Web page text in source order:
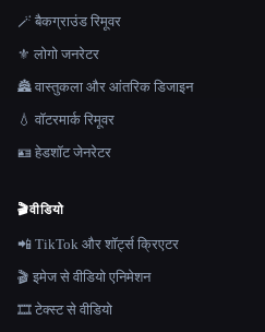
🪄 बैकग्राउंड रिमूवर
⚜️ लोगो जनरेटर
🏯 वास्तुकला और आंतरिक डिजाइन
💧 वॉटरमार्क रिमूवर
🪪 हेडशॉट जेनरेटर
🎬वीडियो
📲 TikTok और शॉर्ट्स क्रिएटर
🎬 इमेज से वीडियो एनिमेशन
🎞️ टेक्स्ट से वीडियो